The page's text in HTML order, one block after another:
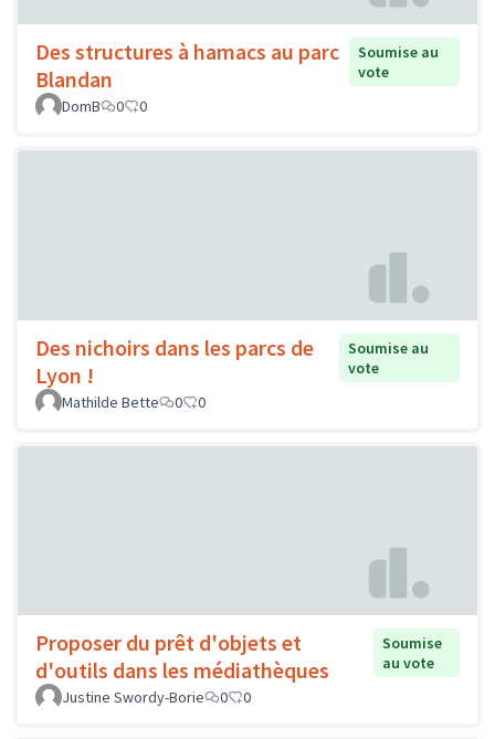
Des structures à hamacs au parc
Blandan
Soumise au
vote
DomB
0 0
Des nichoirs dans les parcs de
Lyon !
Soumise au
vote
Mathilde Bette
0 0
Proposer du prêt d'objets et
d'outils dans les médiathèques
Soumise
au vote
Justine Swordy-Borie
0 0